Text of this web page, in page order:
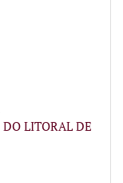
DO LITORAL DE